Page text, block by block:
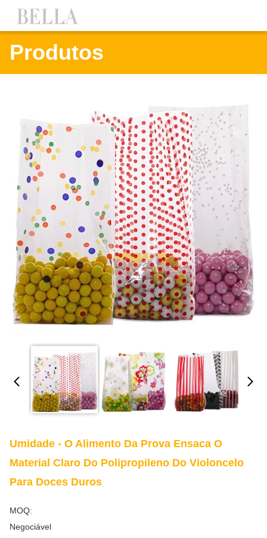
Produtos
Umidade - O Alimento Da Prova Ensaca O
Material Claro Do Polipropileno Do Violoncelo
Para Doces Duros
MOQ:
Negociável